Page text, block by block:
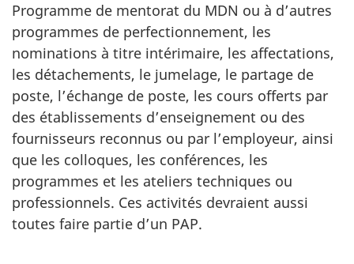
Programme de mentorat du MDN ou à d’autres
programmes de perfectionnement, les
nominations à titre intérimaire, les affectations,
les détachements, le jumelage, le partage de
poste, l’échange de poste, les cours offerts par
des établissements d’enseignement ou des
fournisseurs reconnus ou par l’employeur, ainsi
que les colloques, les conférences, les
programmes et les ateliers techniques ou
professionnels. Ces activités devraient aussi
toutes faire partie d’un PAP.